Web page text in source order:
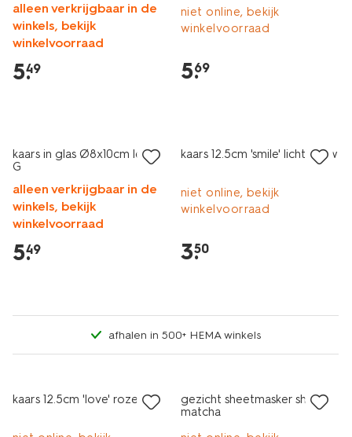
alleen verkrijgbaar in de
winkels, bekijk
winkelvoorraad
5.
49
niet online, bekijk
winkelvoorraad
5.
69
kaars in glas Ø8x10cm letter
G
alleen verkrijgbaar in de
winkels, bekijk
winkelvoorraad
5.
49
kaars 12.5cm 'smile' lichtblauw
niet online, bekijk
winkelvoorraad
3.
50
afhalen in 500+ HEMA winkels
kaars 12.5cm 'love' roze
gezicht sheetmasker sheet
matcha